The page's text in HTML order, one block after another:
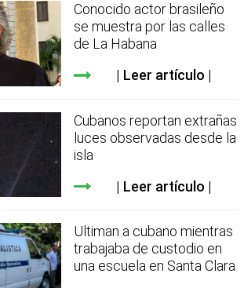
Conocido actor brasileño
se muestra por las calles
de La Habana
Leer artículo
Cubanos reportan extrañas
luces observadas desde la
isla
Leer artículo
Ultiman a cubano mientras
trabajaba de custodio en
una escuela en Santa Clara